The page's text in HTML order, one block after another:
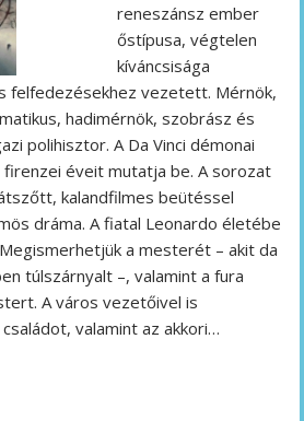
reneszánsz ember
őstípusa, végtelen
kíváncsisága
felfedezésekhez vezetett. Mérnök,
hadimérnök, szobrász és
polihisztor. A Da Vinci démonai
éveit mutatja be. A sorozat
kalandfilmes beütéssel
dráma. A fiatal Leonardo életébe
a mesterét – akit da
túlszárnyalt –, valamint a fura
A város vezetőivel is
valamint az akkori…